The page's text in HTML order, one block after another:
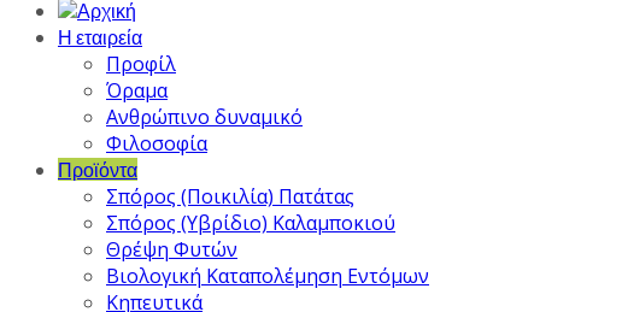
Η εταιρεία
Προφίλ
Όραμα
Ανθρώπινο δυναμικό
Φιλοσοφία
Προϊόντα
Σπόρος (Ποικιλία) Πατάτας
Σπόρος (Υβρίδιο) Καλαμποκιού
Θρέψη Φυτών
Βιολογική Καταπολέμηση Εντόμων
Κηπευτικά